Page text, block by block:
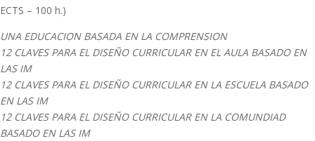
ECTS – 100 h.)
UNA EDUCACION BASADA EN LA COMPRENSION
12 CLAVES PARA EL DISEÑO CURRICULAR EN EL AULA BASADO EN
LAS IM
12 CLAVES PARA EL DISEÑO CURRICULAR EN LA ESCUELA BASADO
EN LAS IM
12 CLAVES PARA EL DISEÑO CURRICULAR EN LA COMUNDIAD
BASADO EN LAS IM